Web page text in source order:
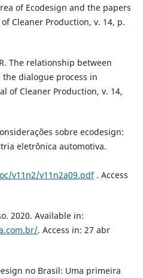
of Ecodesign and the papers
Cleaner Production, v. 14, p.
R. The relationship between
dialogue process in
of Cleaner Production, v. 14,
sobre ecodesign:
eletrônica automotiva.
v11n2/v11n2a09.pdf. Access
2020. Available in:
. Access in: 27 abr
no Brasil: Uma primeira